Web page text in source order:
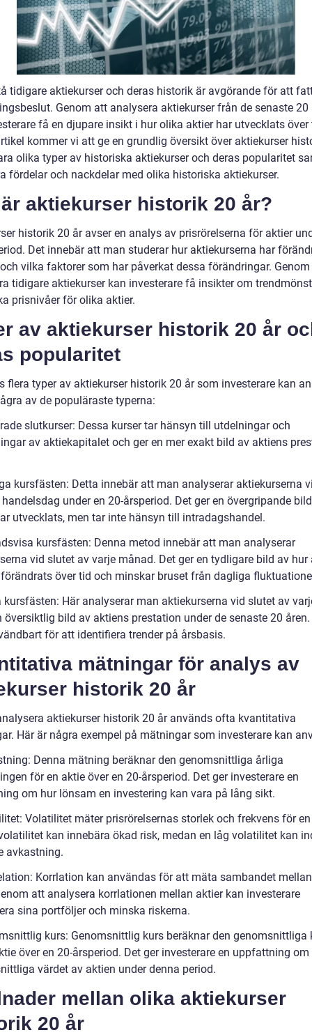
tidigare aktiekurser och deras historik är avgörande för att
Genom att analysera aktiekurser från de senaste 20
få en djupare insikt i hur olika aktier har utvecklats över
kommer vi att ge en grundlig översikt över aktiekurser
olika typer av historiska aktiekurser och deras popularitet
fördelar och nackdelar med olika historiska aktiekurser.
aktiekurser historik 20 år?
historik 20 år avser en analys av prisrörelserna för aktier
Det innebär att man studerar hur aktiekurserna har
vilka faktorer som har påverkat dessa förändringar.
tidigare aktiekurser kan investerare få insikter om
prisnivåer för olika aktier.
av aktiekurser historik 20 år
popularitet
flera typer av aktiekurser historik 20 år som investerare kan
av de populäraste typerna:
slutkurser: Dessa kurser tar hänsyn till utdelningar och
av aktiekapitalet och ger en mer exakt bild av aktiens
kursfästen: Detta innebär att man analyserar aktiekurserna
under en 20-årsperiod. Det ger en övergripande
utvecklats, men tar inte hänsyn till intradagshandel.
kursfästen: Denna metod innebär att man analyserar
vid slutet av varje månad. Det ger en tydligare bild av hur
över tid och minskar bruset från dagliga
kursfästen: Här analyserar man aktiekurserna vid slutet av
översiktlig bild av aktiens prestation under de senaste 20
för att identifiera trender på årsbasis.
mätningar för analys av
historik 20 år
aktiekurser historik 20 år används ofta kvantitativa
Här är några exempel på mätningar som investerare kan
Denna mätning beräknar den genomsnittliga årliga
för en aktie över en 20-årsperiod. Det ger investerare en
om hur lönsam en investering kan vara på lång sikt.
Volatilitet mäter prisrörelsernas storlek och frekvens för
kan innebära ökad risk, medan en låg volatilitet kan
avkastning.
Korrlation kan användas för att mäta sambandet
att analysera korrlationen mellan aktier kan investerare
sina portföljer och minska riskerna.
kurs: Genomsnittlig kurs beräknar den genomsnittliga
över en 20-årsperiod. Det ger investerare en uppfattning om
värdet av aktien under denna period.
mellan olika aktiekurser
20 år